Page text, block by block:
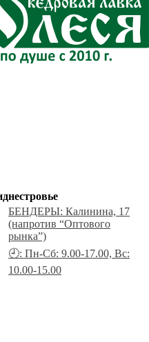
БЕНДЕРЫ: Калинина, 17
(напротив “Оптового
рынка”)
🕘: Пн-Сб: 9.00-17.00, Вс:
10.00-15.00